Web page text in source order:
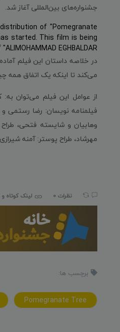
جشنواره‌های بین‌المللی آغاز شد.
of "Pomegranate
started. This film is being
EGHBALDAR".
در خلاصه داستان این فیلم
می‌کند تا اینکه یک اتفاق همه
از عوامل این فیلم می‌توان
فیلمنامه نویسان: رضا رستمی و
وهابیان و شایسته فتحی،
مهرشاد، طراح پوستر: آمنه
نظرات 0 لینک کوتاه و
برچسب ها:
Pomegranate Tree